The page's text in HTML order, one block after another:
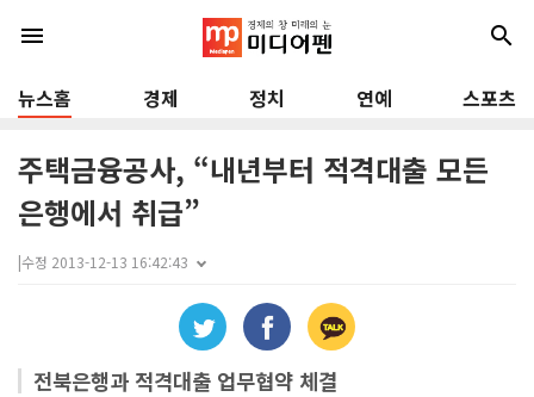
menu search
뉴스홈 경제 정치 연예 스포츠
주택금융공사, “내년부터 적격대출 모든
은행에서 취급”
|수정 2013-12-13 16:42:43
전북은행과 적격대출 업무협약 체결